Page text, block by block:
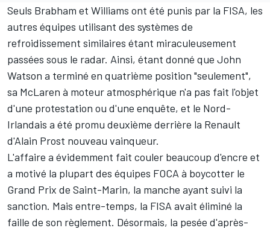
Seuls Brabham et Williams ont été punis par la FISA, les
autres équipes utilisant des systèmes de
refroidissement similaires étant miraculeusement
passées sous le radar. Ainsi, étant donné que John
Watson a terminé en quatrième position "seulement",
sa McLaren à moteur atmosphérique n'a pas fait l'objet
d'une protestation ou d'une enquête, et le Nord-
Irlandais a été promu deuxième derrière la Renault
d'Alain Prost nouveau vainqueur.
L'affaire a évidemment fait couler beaucoup d'encre et
a motivé la plupart des équipes FOCA à boycotter le
Grand Prix de Saint-Marin, la manche ayant suivi la
sanction. Mais entre-temps, la FISA avait éliminé la
faille de son règlement. Désormais, la pesée d'après-